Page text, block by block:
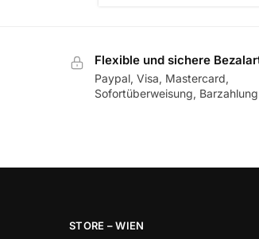
Flexible und sichere
Paypal, Visa, Mastercard,
Sofortüberweisung, Barzahlung
STORE – WIEN